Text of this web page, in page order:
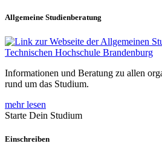
Allgemeine Studienberatung
Informationen und Beratung zu allen
rund um das Studium.
mehr lesen
Starte Dein Studium
Einschreiben